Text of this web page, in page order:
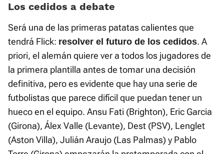
Los cedidos a debate
Será una de las primeras patatas calientes que
tendrá Flick: resolver el futuro de los cedidos. A
priori, el alemán quiere ver a todos los jugadores de
la primera plantilla antes de tomar una decisión
definitiva, pero es evidente que hay una serie de
futbolistas que parece difícil que puedan tener un
hueco en el equipo. Ansu Fati (Brighton), Eric Garcia
(Girona), Álex Valle (Levante), Dest (PSV), Lenglet
(Aston Villa), Julián Araujo (Las Palmas) y Pablo